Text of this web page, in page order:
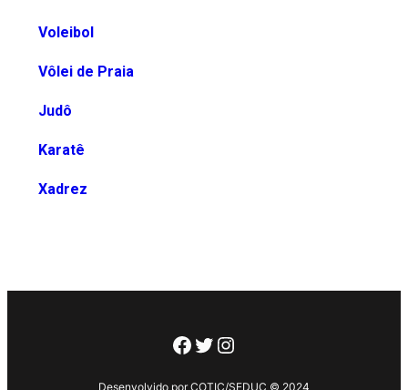
Voleibol
Vôlei de Praia
Judô
Karatê
Xadrez
Desenvolvido por COTIC/SEDUC © 2024